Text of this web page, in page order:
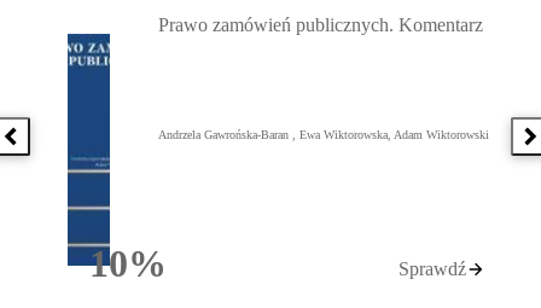
Poprzednia książka
10%Rabatu
Prawo zamówień publicznych. Komentarz
Andrzela Gawrońska-Baran , Ewa Wiktorowska, Adam Wiktorowski
Sprawdź